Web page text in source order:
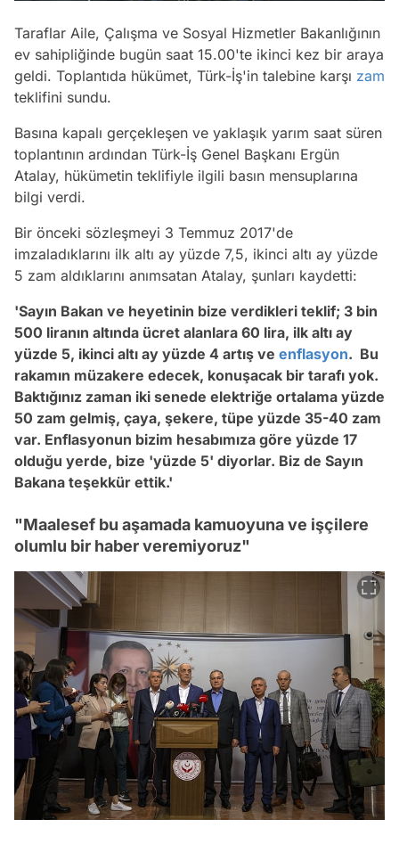
Taraflar Aile, Çalışma ve Sosyal Hizmetler Bakanlığının
ev sahipliğinde bugün saat 15.00'te ikinci kez bir araya
geldi. Toplantıda hükümet, Türk-İş'in talebine karşı zam
teklifini sundu.
Basına kapalı gerçekleşen ve yaklaşık yarım saat süren
toplantının ardından Türk-İş Genel Başkanı Ergün
Atalay, hükümetin teklifiyle ilgili basın mensuplarına
bilgi verdi.
Bir önceki sözleşmeyi 3 Temmuz 2017'de
imzaladıklarını ilk altı ay yüzde 7,5, ikinci altı ay yüzde
5 zam aldıklarını anımsatan Atalay, şunları kaydetti:
'Sayın Bakan ve heyetinin bize verdikleri teklif; 3 bin
500 liranın altında ücret alanlara 60 lira, ilk altı ay
yüzde 5, ikinci altı ay yüzde 4 artış ve enflasyon. Bu
rakamın müzakere edecek, konuşacak bir tarafı yok.
Baktığınız zaman iki senede elektriğe ortalama yüzde
50 zam gelmiş, çaya, şekere, tüpe yüzde 35-40 zam
var. Enflasyonun bizim hesabımıza göre yüzde 17
olduğu yerde, bize 'yüzde 5' diyorlar. Biz de Sayın
Bakana teşekkür ettik.'
"Maalesef bu aşamada kamuoyuna ve işçilere
olumlu bir haber veremiyoruz"